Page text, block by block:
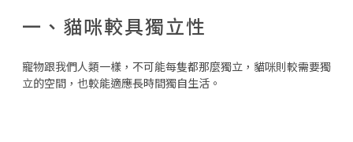
一、貓咪較具獨立性
寵物跟我們人類一樣，不可能每隻都那麼獨立，貓咪則較需要獨
立的空間，也較能適應長時間獨自生活。